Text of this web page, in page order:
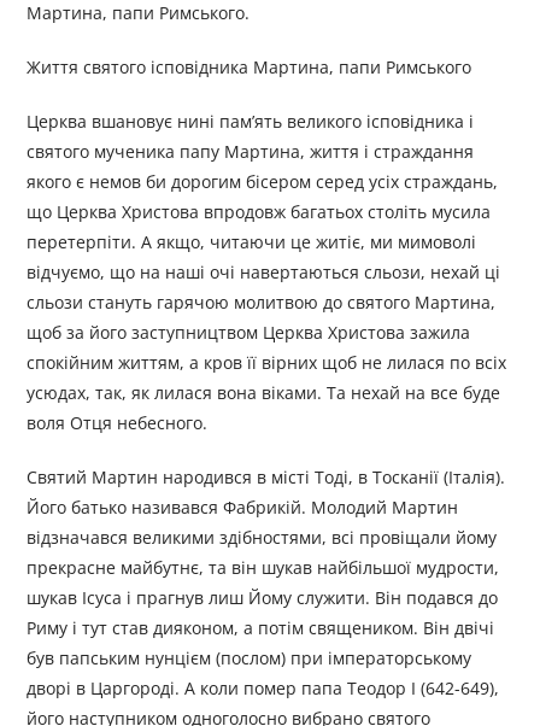
Мартина, папи Римського.
Життя святого ісповідника Мартина, папи Римського
Церква вшановує нині пам’ять великого ісповідника і
святого мученика папу Мартина, життя і страждання
якого є немов би дорогим бісером серед усіх страждань,
що Церква Христова впродовж багатьох століть мусила
перетерпіти. А якщо, читаючи це житіє, ми мимоволі
відчуємо, що на наші очі навертаються сльози, нехай ці
сльози стануть гарячою молитвою до святого Мартина,
щоб за його заступництвом Церква Христова зажила
спокійним життям, а кров її вірних щоб не лилася по всіх
усюдах, так, як лилася вона віками. Та нехай на все буде
воля Отця небесного.
Святий Мартин народився в місті Тоді, в Тосканії (Італія).
Його батько називався Фабрикій. Молодий Мартин
відзначався великими здібностями, всі провіщали йому
прекрасне майбутнє, та він шукав найбільшої мудрости,
шукав Ісуса і прагнув лиш Йому служити. Він подався до
Риму і тут став дияконом, а потім священиком. Він двічі
був папським нунцієм (послом) при імператорському
дворі в Царгороді. А коли помер папа Теодор I (642-649),
його наступником одноголосно вибрано святого